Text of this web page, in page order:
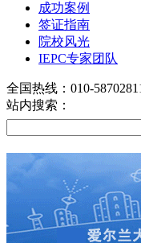
成功案例
签证指南
院校风光
IEPC专家团队
全国热线：010-
站内搜索：
louis vuitton explorateur